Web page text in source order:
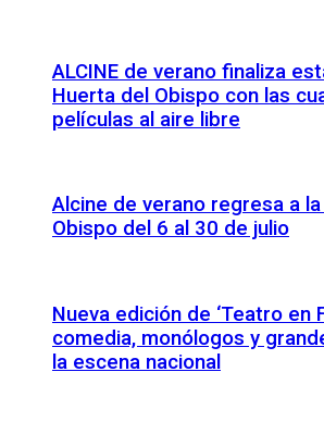
ALCINE de verano finaliza
Huerta del Obispo con las
películas al aire libre
Alcine de verano regresa a
Obispo del 6 al 30 de julio
Nueva edición de ‘Teatro en
comedia, monólogos y
la escena nacional